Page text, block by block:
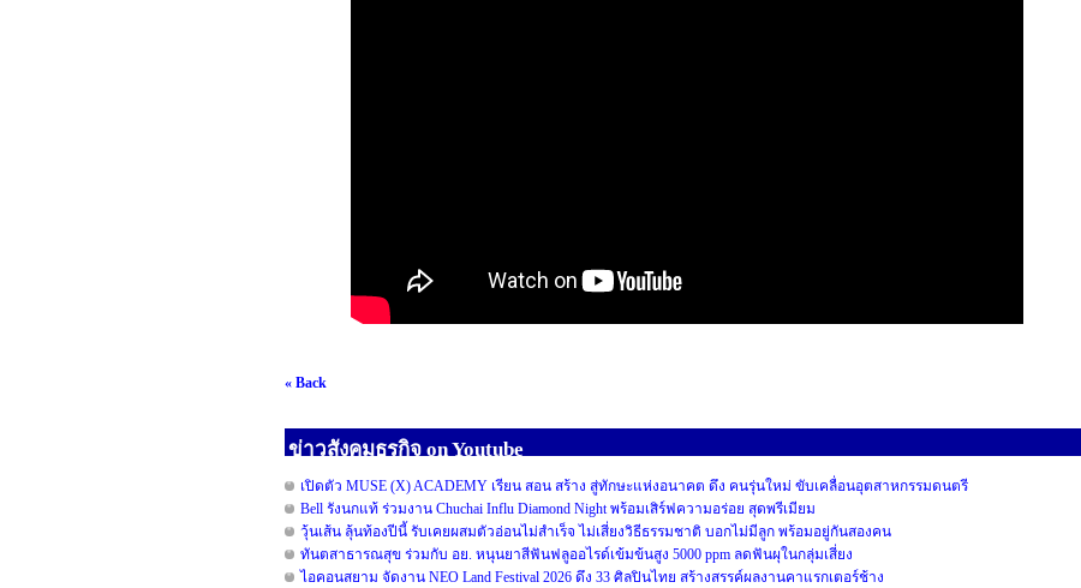
« Back
ข่าวสังคมธุรกิจ on Youtube
เปิดตัว MUSE (X) ACADEMY เรียน สอน สร้าง สู่ทักษะแห่งอนาคต ดึง คนรุ่นใหม่ ขับเคลื่อนอุตสาหกรรมดนตรี
Bell รังนกแท้ ร่วมงาน Chuchai Influ Diamond Night พร้อมเสิร์ฟความอร่อย สุดพรีเมียม
วุ้นเส้น ลุ้นท้องปีนี้ รับเคยผสมตัวอ่อนไม่สำเร็จ ไม่เสี่ยงวิธีธรรมชาติ บอกไม่มีลูก พร้อมอยู่กันสองคน
ทันตสาธารณสุข ร่วมกับ อย. หนุนยาสีฟันฟลูออไรด์เข้มข้นสูง 5000 ppm ลดฟันผุในกลุ่มเสี่ยง
ไอคอนสยาม จัดงาน NEO Land Festival 2026 ดึง 33 ศิลปินไทย สร้างสรรค์ผลงานคาแรกเตอร์ช้าง